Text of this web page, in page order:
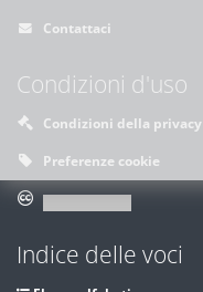
Contattaci
Condizioni d'uso
Condizioni della privacy
Preferenze cookie
Indice delle voci